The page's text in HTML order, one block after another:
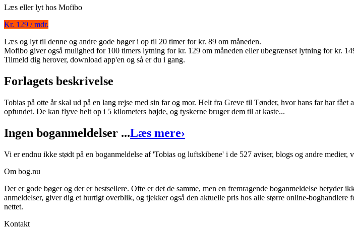
Tobias og luftskibene
Forfatter:Lars Bøgeholt Pedersen
ISBN:9788793222069
Læs eller lyt hos Mofibo
Kr. 129 / mdr.
Læs og lyt til denne og andre gode bøger i op til 20 timer for kr. 89 om måneden.
Mofibo giver også mulighed for 100 timers lytning for kr. 129 om måneden eller ubegrænset lytning for kr.
Tilmeld dig herover, download app'en og så er du i gang.
Forlagets beskrivelse
Tobias på otte år skal ud på en lang rejse med sin far og mor. Helt fra Greve til Tønder, hvor hans far har
opfundet. De kan flyve helt op i 5 kilometers højde, og tyskerne bruger dem til at kaste...
Ingen boganmeldelser ...Læs mere›
Vi er endnu ikke stødt på en boganmeldelse af 'Tobias og luftskibene' i de 527 aviser, blogs og andre
Om bog.nu
Der er gode bøger og der er bestsellere. Ofte er det de samme, men en fremragende boganmeldelse
anmeldelser, giver dig et hurtigt overblik, og tjekker også den aktuelle pris hos alle større online-
nettet.
Kontakt